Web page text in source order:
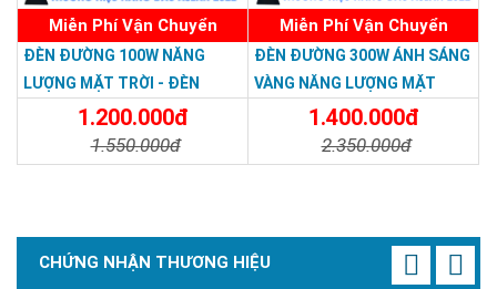
Miễn Phí Vận Chuyển
ĐÈN ĐƯỜNG 100W NĂNG
LƯỢNG MẶT TRỜI - ĐÈN
ĐƯỜNG NĂNG LƯỢNG MẶT
TRỜI 100W GIÁ RẺ - Solar
Light 100W
1.200.000đ
1.550.000đ
Miễn Phí Vận Chuyển
ĐÈN ĐƯỜNG 300W ÁNH SÁNG
VÀNG NĂNG LƯỢNG MẶT
TRỜI - Solar Light 300W
1.400.000đ
2.350.000đ
CHỨNG NHẬN THƯƠNG HIỆU